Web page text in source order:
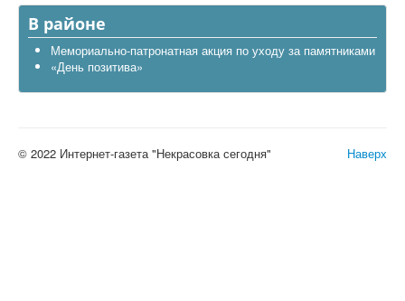
В районе
Мемориально-патронатная акция по уходу за памятниками
«День позитива»
Наверх
© 2022 Интернет-газета "Некрасовка сегодня"